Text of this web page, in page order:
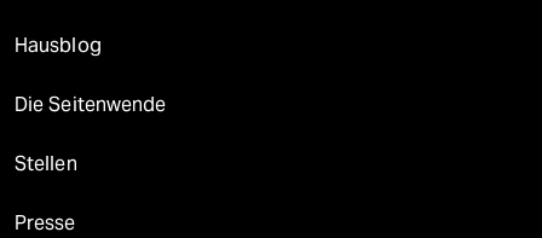
Hausblog
Die Seitenwende
Stellen
Presse